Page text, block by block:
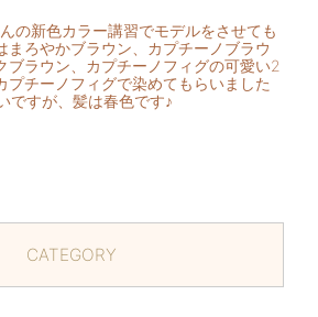
の新色カラー講習でモデルをさせても
まろやかブラウン、カプチーノブラウ
ブラウン、カプチーノフィグの可愛い2
プチーノフィグで染めてもらいました
ですが、髪は春色です♪
CATEGORY